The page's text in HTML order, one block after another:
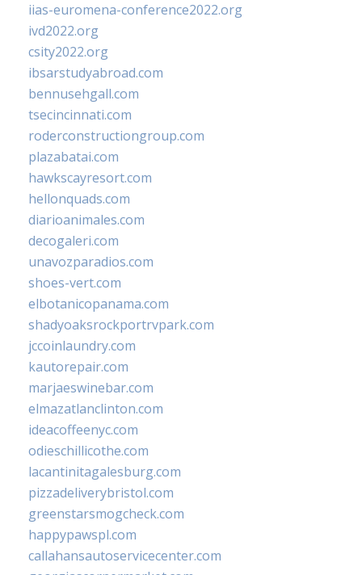
iias-euromena-conference2022.org
ivd2022.org
csity2022.org
ibsarstudyabroad.com
bennusehgall.com
tsecincinnati.com
roderconstructiongroup.com
plazabatai.com
hawkscayresort.com
hellonquads.com
diarioanimales.com
decogaleri.com
unavozparadios.com
shoes-vert.com
elbotanicopanama.com
shadyoaksrockportrvpark.com
jccoinlaundry.com
kautorepair.com
marjaeswinebar.com
elmazatlanclinton.com
ideacoffeenyc.com
odieschillicothe.com
lacantinitagalesburg.com
pizzadeliverybristol.com
greenstarsmogcheck.com
happypawspl.com
callahansautoservicecenter.com